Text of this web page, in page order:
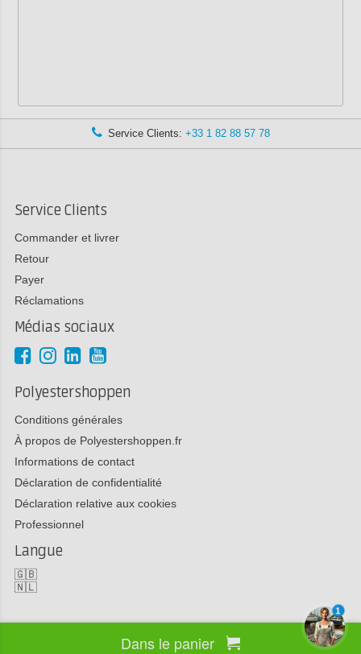
Dans le panier
Service Clients: +33 1 82 88 57 78
Service Clients
Commander et livrer
Retour
Payer
Réclamations
Médias sociaux
Polyestershoppen
Conditions générales
À propos de Polyestershoppen.fr
Informations de contact
Déclaration de confidentialité
Déclaration relative aux cookies
Professionnel
Langue
🇬🇧
🇳🇱
Copyright 2026 Polyestershoppen bv
1